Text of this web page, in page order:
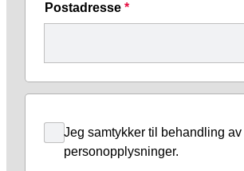
Postadresse *
Jeg samtykker til behandling
personopplysninger.